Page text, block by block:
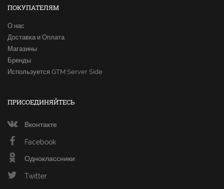
ПОКУПАТЕЛЯМ
О нас
Доставка и Оплата
Магазины
Бренды
Используется GTM Server Side
ПРИСОЕДИНЯЙТЕСЬ
Вконтакте
Facebook
Одноклассники
Twitter